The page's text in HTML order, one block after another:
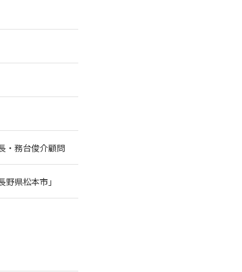
・務台俊介顧問
県松本市」